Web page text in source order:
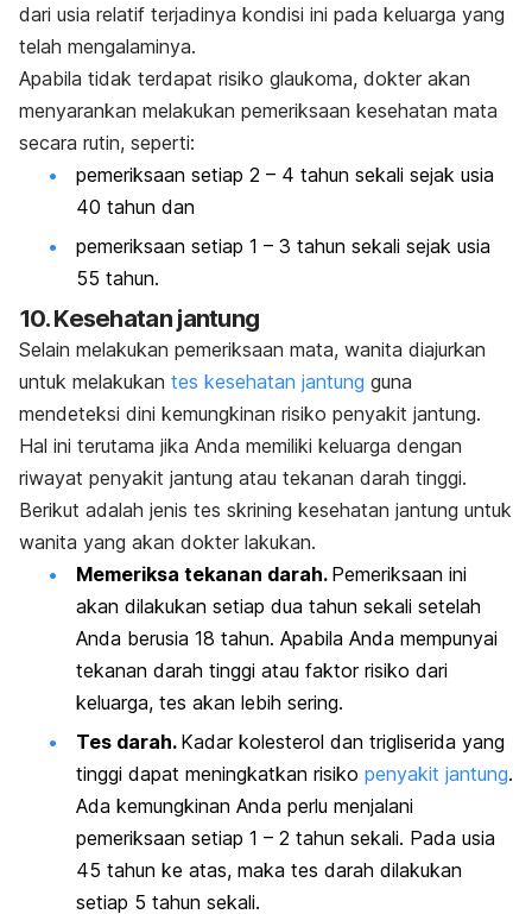
dari usia relatif terjadinya kondisi ini pada keluarga yang
telah mengalaminya.
Apabila tidak terdapat risiko glaukoma, dokter akan
menyarankan melakukan pemeriksaan kesehatan mata
secara rutin, seperti:
pemeriksaan setiap 2 – 4 tahun sekali sejak usia
40 tahun dan
pemeriksaan setiap 1 – 3 tahun sekali sejak usia
55 tahun.
10. Kesehatan jantung
Selain melakukan pemeriksaan mata, wanita diajurkan
untuk melakukan tes kesehatan jantung guna
mendeteksi dini kemungkinan risiko penyakit jantung.
Hal ini terutama jika Anda memiliki keluarga dengan
riwayat penyakit jantung atau tekanan darah tinggi.
Berikut adalah jenis tes skrining kesehatan jantung untuk
wanita yang akan dokter lakukan.
Memeriksa tekanan darah. Pemeriksaan ini
akan dilakukan setiap dua tahun sekali setelah
Anda berusia 18 tahun. Apabila Anda mempunyai
tekanan darah tinggi atau faktor risiko dari
keluarga, tes akan lebih sering.
Tes darah. Kadar kolesterol dan trigliserida yang
tinggi dapat meningkatkan risiko penyakit jantung.
Ada kemungkinan Anda perlu menjalani
pemeriksaan setiap 1 – 2 tahun sekali. Pada usia
45 tahun ke atas, maka tes darah dilakukan
setiap 5 tahun sekali.